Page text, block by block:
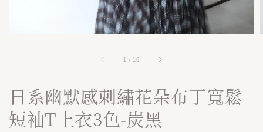
1 / 10
日系幽默感刺繡花朵布丁寬鬆
短袖T上衣3色-炭黑